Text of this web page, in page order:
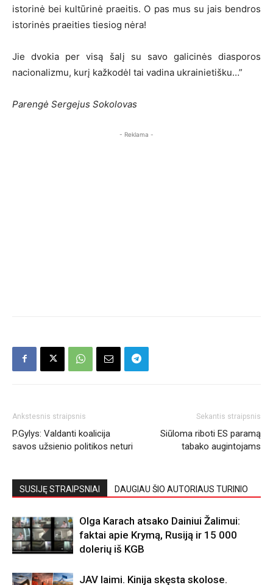
istorinė bei kultūrinė praeitis. O pas mus su jais bendros
istorinės praeities tiesiog nėra!
Jie dvokia per visą šalį su savo galicinės diasporos
nacionalizmu, kurį kažkodėl tai vadina ukrainietišku…”
Parengė Sergejus Sokolovas
- Reklama -
Ankstesnis straipsnis
P.Gylys: Valdanti koalicija
savos užsienio politikos neturi
Sekantis straipsnis
Siūloma riboti ES paramą
tabako augintojams
SUSIJĘ STRAIPSNIAI DAUGIAU ŠIO AUTORIAUS TURINIO
Olga Karach atsako Dainiui Žalimui:
faktai apie Krymą, Rusiją ir 15 000
dolerių iš KGB
JAV laimi. Kinija skęsta skolose.